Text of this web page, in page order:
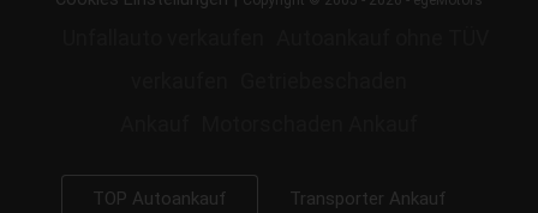
TOP Autoankauf Transporter Ankauf